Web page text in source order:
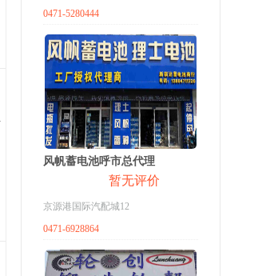
0471-5280444
风帆蓄电池呼市总代理
暂无评价
京源港国际汽配城12
0471-6928864